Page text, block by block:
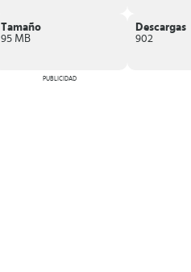
Tamaño
95 MB
Descargas
902
PUBLICIDAD